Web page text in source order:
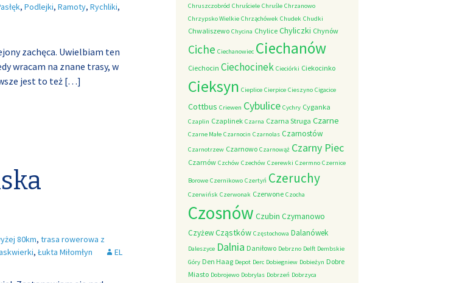
, Podlejki, Ramoty, Rychliki,
zachęca. Uwielbiam ten
wracam na znane trasy, w
jest to też […]
80km, trasa rowerowa z
, Łukta Miłomłyn EL
Chruszczobród Chruściele Chruśle Chrzanowo
Chrzypsko Wielkie Chrząchówek Chudek Chudki
Chwaliszewo Chycina Chylice Chyliczki Chynów
Ciche Ciechanowiec Ciechanów
Ciechocin Ciechocinek Cieciórki Ciekocinko
Cieksyn Cieplice Cierpice Cieszyno Cigacice
Cottbus Criewen Cybulice Cychry Cyganka
Czaplin Czaplinek Czarna Czarna Struga Czarne
Czarne Małe Czarnocin Czarnolas Czarnostów
Czarnotrzew Czarnowo Czarnowąż Czarny Piec
Czarnów Czchów Czechów Czerewki Czermno Czernice
Borowe Czernikowo Czertyń Czeruchy
Czerwińsk Czerwonak Czerwone Czocha
Czosnów Czubin Czymanowo
CzyżewCząstków Częstochowa Dalanówek
Daleszyce Dalnia Daniłowo Debrzno Delft Dembskie
Góry Den Haag Depot Derc Dobiegniew Dobieżyn Dobre
Miasto Dobrojewo Dobrylas Dobrzeń Dobrzyca